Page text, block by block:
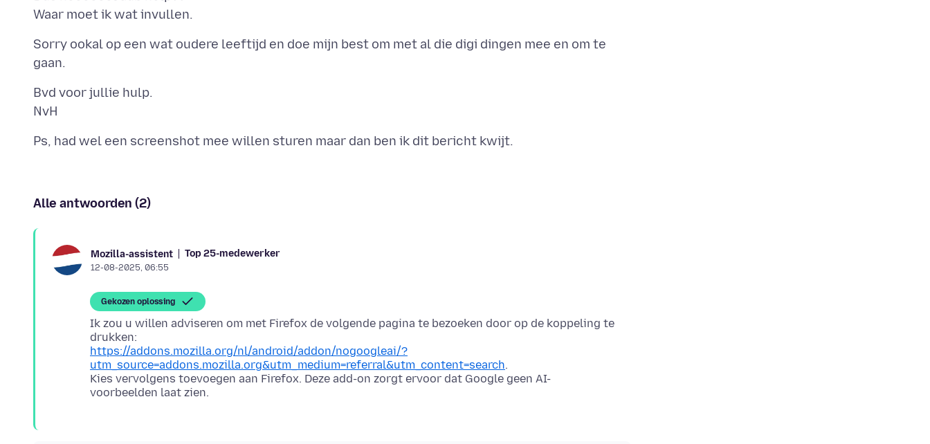
Sorry ookal op een wat oudere leeftijd en doe mijn best om met al die digi dingen mee en om te
Bvd voor jullie hulp.
Alle antwoorden (2)
Mozilla-assistent Top 25-medewerker
12-08-2025, 06:55
Gekozen oplossing
Ik zou u willen adviseren om met Firefox de volgende pagina te bezoeken door op de koppeling te
https://addons.mozilla.org/nl/android/addon/nogoogleai/?
utm_source=addons.mozilla.org&utm_medium=referral&utm_content=search.
Kies vervolgens toevoegen aan Firefox. Deze add-on zorgt ervoor dat Google geen AI-